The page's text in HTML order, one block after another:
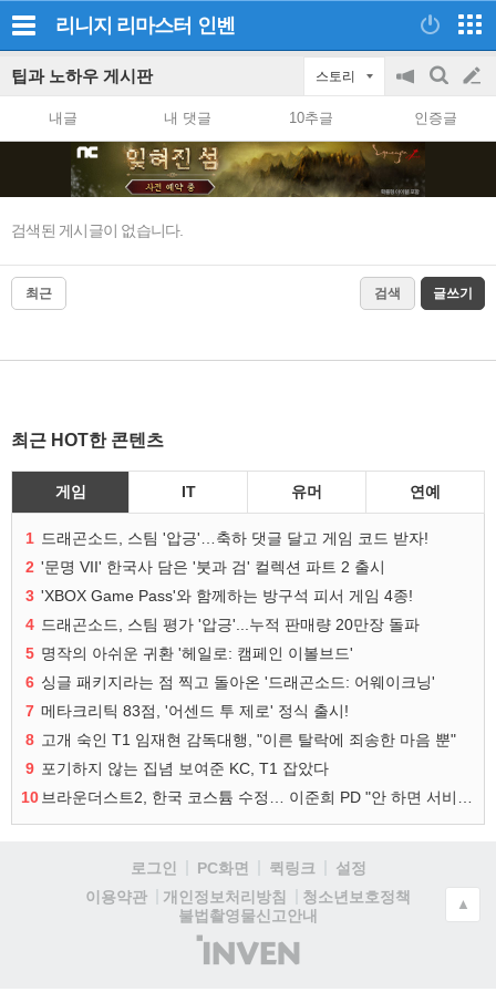
리니지 리마스터 인벤
팁과 노하우 게시판 스토리
공
on/off
검
색
글
쓰
내글 내 댓글 10추글 인증글
검색된 게시글이 없습니다.
최근 검색 글쓰기
최근 HOT한 콘텐츠
게임 IT 유머 연예
1 드래곤소드, 스팀 '압긍'…축하 댓글 달고 게임 코드 받자!
2 '문명 VII' 한국사 담은 '붓과 검' 컬렉션 파트 2 출시
3 'XBOX Game Pass'와 함께하는 방구석 피서 게임 4종!
4 드래곤소드, 스팀 평가 '압긍'...누적 판매량 20만장 돌파
5 명작의 아쉬운 귀환 '헤일로: 캠페인 이볼브드'
6 싱글 패키지라는 점 찍고 돌아온 '드래곤소드: 어웨이크닝'
7 메타크리틱 83점, '어센드 투 제로' 정식 출시!
8 고개 숙인 T1 임재현 감독대행, "이른 탈락에 죄송한 마음 뿐"
9 포기하지 않는 집념 보여준 KC, T1 잡았다
10
로그인 PC화면 퀵링크
설정
이용약관
개인정보처리방침
청소년보호정책
불법촬영물신고안내
(주)
인
▲